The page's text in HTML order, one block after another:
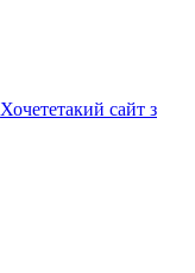
Хочететакий сайт з